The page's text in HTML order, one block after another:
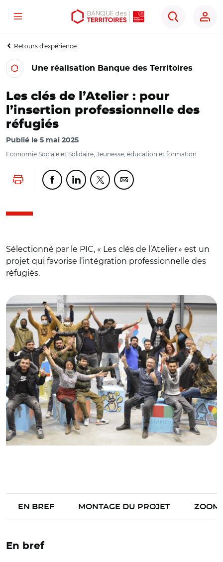
Aller
contenu
Aller
menu
Ouvrir
outils
Menu
Rechercher
Retours d'expérience
Une réalisation Banque des Territoires
Les clés de l’Atelier : pour
l’insertion professionnelle des
réfugiés
Publié le 5 mai 2025
Economie Sociale et Solidaire, Jeunesse, éducation et formation
Lancer l'impressionPartager cette page sur Facebook
Partager cette page sur Linkedin
Partager cette page sur Twitter
Partager cette page sur
Sélectionné par le PIC, « Les clés de l’Atelier » est un
projet qui favorise l’intégration professionnelle des
réfugiés.
EN BREF MONTAGE DU PROJET ZOOM
En bref